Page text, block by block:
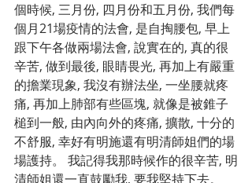
個時候, 三月份, 四月份和五月份, 我們每
個月21場疫情的法會, 是自掏腰包, 早上
跟下午各做兩場法會, 說實在的, 真的很
辛苦, 做到最後, 眼睛畏光, 再加上有嚴重
的擔業現象, 我沒有辦法坐, 一坐腰就疼
痛, 再加上肺部有些區塊, 就像是被錐子
槌到一般, 由內向外的疼痛, 擴散, 十分的
不舒服, 幸好有明施還有明清師姐們的場
場護持。 我記得我那時候作的很辛苦, 明
清師姐還一直鼓勵我, 要我堅持下去。